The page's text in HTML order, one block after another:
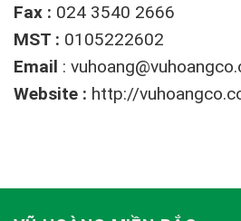
Fax : 024 3540 2666
MST : 0105222602
Email :
Website : http://